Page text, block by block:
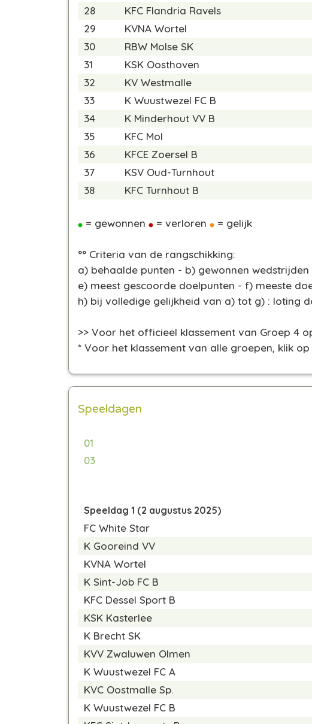
28
KFC Flandria Ravels
29
KVNA Wortel
30
RBW Molse SK
31
KSK Oosthoven
32
KV Westmalle
33
K Wuustwezel FC B
34
K Minderhout VV B
35
KFC Mol
36
KFCE Zoersel B
37
KSV Oud-Turnhout
38
KFC Turnhout B
= gewonnen = verloren = gelijk
°° Criteria van de rangschikking:
a) behaalde punten - b) gewonnen
e) meest gescoorde doelpunten - f) meeste
h) bij volledige gelijkheid van a) tot g) : loting
>> Voor het officieel klassement van Groep 4
* Voor het klassement van alle groepen, klik op
Speeldagen
01
03
Speeldag 1 (2 augustus 2025)
FC White Star
K Gooreind VV
KVNA Wortel
K Sint-Job FC B
KFC Dessel Sport B
KSK Kasterlee
K Brecht SK
KVV Zwaluwen Olmen
K Wuustwezel FC A
KVC Oostmalle Sp.
K Wuustwezel FC B